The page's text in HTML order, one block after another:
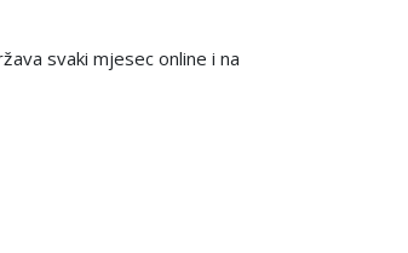
svaki mjesec online i na